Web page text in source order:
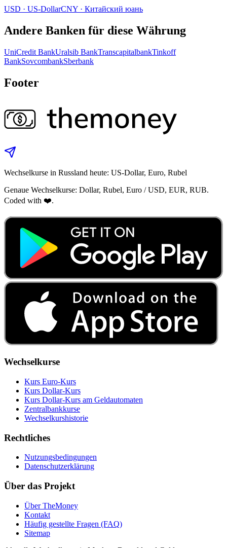
USD · US-DollarCNY · Китайский юань
Andere Banken für diese Währung
UniCredit BankUralsib BankTranscapitalbankTinkoff
BankSovcombankSberbank
Footer
Wechselkurse in Russland heute: US-Dollar, Euro, Rubel
Genaue Wechselkurse: Dollar, Rubel, Euro / USD, EUR, RUB.
Coded with ❤️.
Wechselkurse
Kurs Euro-Kurs
Kurs Dollar-Kurs
Kurs Dollar-Kurs am Geldautomaten
Zentralbankkurse
Wechselkurshistorie
Rechtliches
Nutzungsbedingungen
Datenschutzerklärung
Über das Projekt
Über TheMoney
Kontakt
Häufig gestellte Fragen (FAQ)
Sitemap